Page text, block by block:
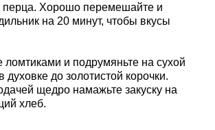
перца. Хорошо перемешайте и
на 20 минут, чтобы вкусы
ломтиками и подрумяньте на сухой
духовке до золотистой корочки.
щедро намажьте закуску на
хлеб.